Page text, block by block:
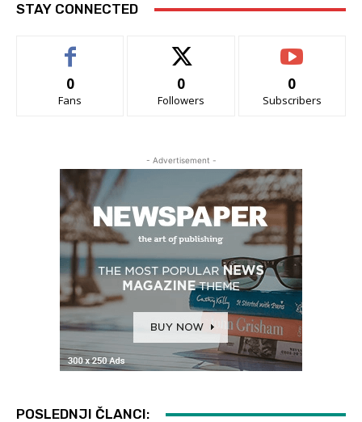
STAY CONNECTED
0
Fans
0
Followers
0
Subscribers
- Advertisement -
POSLEDNJI ČLANCI: